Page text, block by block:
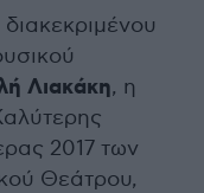
Λιακάκη, η
2017 των
Θεάτρου,